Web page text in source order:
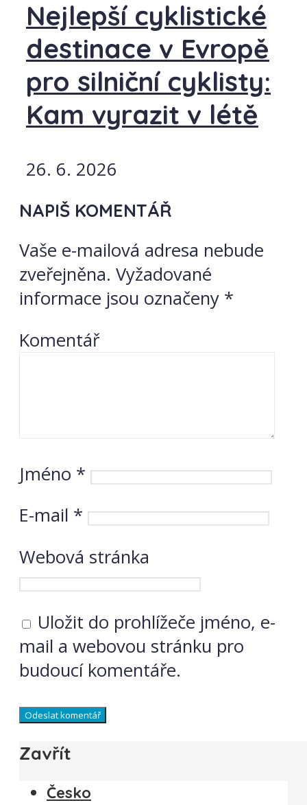
Nejlepší cyklistické
destinace v Evropě
pro silniční cyklisty:
Kam vyrazit v létě
26. 6. 2026
NAPIŠ KOMENTÁŘ
Vaše e-mailová adresa nebude
zveřejněna. Vyžadované
informace jsou označeny *
Komentář
Jméno *
E-mail *
Webová stránka
Uložit do prohlížeče jméno, e-
mail a webovou stránku pro
budoucí komentáře.
Zavřít
Česko